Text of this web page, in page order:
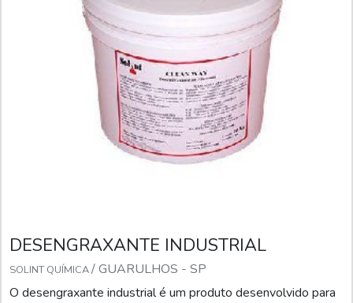
DESENGRAXANTE INDUSTRIAL
SOLINT QUÍMICA/ GUARULHOS - SP
O desengraxante industrial é um produto desenvolvido para